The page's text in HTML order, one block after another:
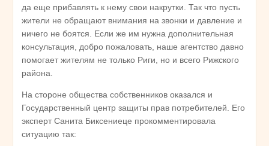
да еще прибавлять к нему свои накрутки. Так что пусть
жители не обращают внимания на звонки и давление и
ничего не боятся. Если же им нужна дополнительная
консультация, добро пожаловать, наше агентство давно
помогает жителям не только Риги, но и всего Рижского
района.
На стороне общества собственников оказался и
Государственный центр защиты прав потребителей. Его
эксперт Санита Биксениеце прокомментировала
ситуацию так: